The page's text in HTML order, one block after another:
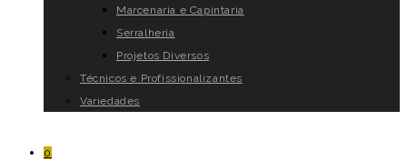
Marcenaria e Capintaria
Serralheria
Projetos Diversos
Técnicos e Profissionalizantes
Variedades
0